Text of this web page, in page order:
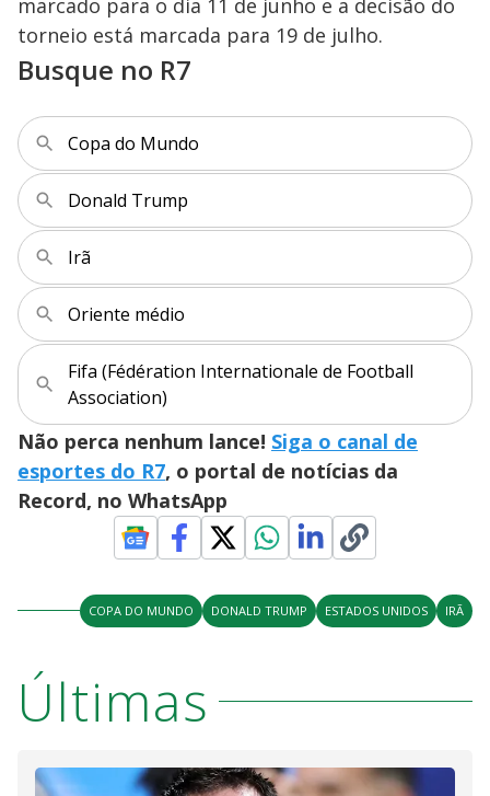
torneio está marcada para 19 de julho.
Busque no R7
Copa do Mundo
Donald Trump
Irã
Oriente médio
Fifa (Fédération Internationale de Football
Association)
Não perca nenhum lance! Siga o canal de
esportes do R7, o portal de notícias da
Record, no WhatsApp
COPA DO MUNDO DONALD TRUMP ESTADOS UNIDOS IRÃ
Últimas